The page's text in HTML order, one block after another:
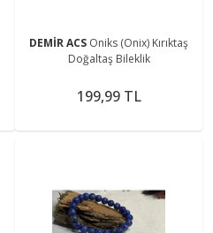
DEMİR ACS Oniks (Onix) Kırıktaş
Doğaltaş Bileklik
199,99 TL